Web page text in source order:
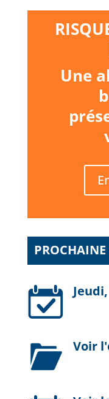
Une
Voir